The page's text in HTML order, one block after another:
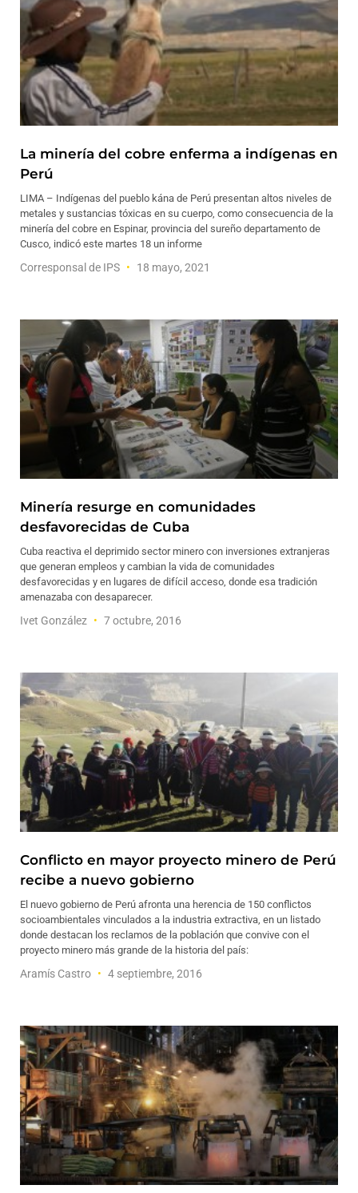
La minería del cobre enferma a indígenas en
Perú
LIMA – Indígenas del pueblo kána de Perú presentan altos niveles de
metales y sustancias tóxicas en su cuerpo, como consecuencia de la
minería del cobre en Espinar, provincia del sureño departamento de
Cusco, indicó este martes 18 un informe
Corresponsal de IPS 18 mayo, 2021
Minería resurge en comunidades
desfavorecidas de Cuba
Cuba reactiva el deprimido sector minero con inversiones extranjeras
que generan empleos y cambian la vida de comunidades
desfavorecidas y en lugares de difícil acceso, donde esa tradición
amenazaba con desaparecer.
Ivet González 7 octubre, 2016
Conflicto en mayor proyecto minero de Perú
recibe a nuevo gobierno
El nuevo gobierno de Perú afronta una herencia de 150 conflictos
socioambientales vinculados a la industria extractiva, en un listado
donde destacan los reclamos de la población que convive con el
proyecto minero más grande de la historia del país:
Aramís Castro 4 septiembre, 2016